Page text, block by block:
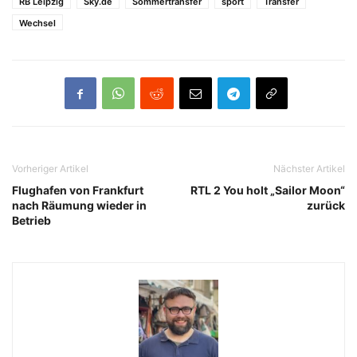
Wechsel
Vorheriger Artikel
Flughafen von Frankfurt
nach Räumung wieder in
Betrieb
Nächster Artikel
RTL 2 You holt „Sailor Moon“
zurück